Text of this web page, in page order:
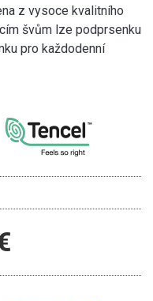
z vysoce kvalitního
švům lze podprsenku
pro každodenní